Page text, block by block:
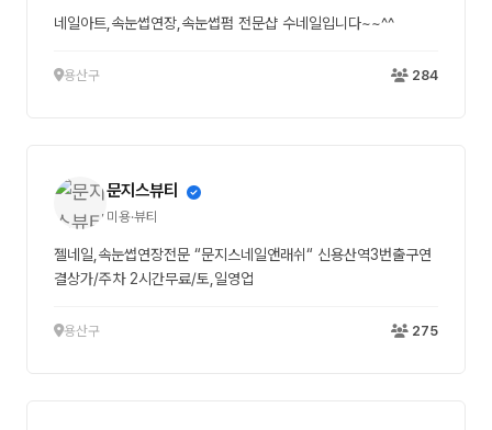
네일아트,속눈썹연장,속눈썹펌 전문샵 수네일입니다~~^^
용산구 284
문지스뷰티
미용·뷰티
젤네일,속눈썹연장전문 “문지스네일앤래쉬“ 신용산역3번출구연
결상가/주차 2시간무료/토,일영업
용산구 275